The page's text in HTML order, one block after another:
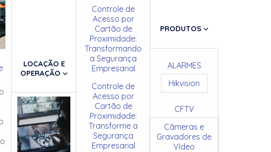
LOCAÇÃO E
OPERAÇÃO
Controle de
Acesso por
Cartão de
Proximidade:
Transformando
a Segurança
Empresarial
Controle de
Acesso por
Cartão de
Proximidade:
Transforme a
Segurança
Empresarial
PRODUTOS
ALARMES
Hikvision
CFTV
Câmeras e
Gravadores de
Vídeo